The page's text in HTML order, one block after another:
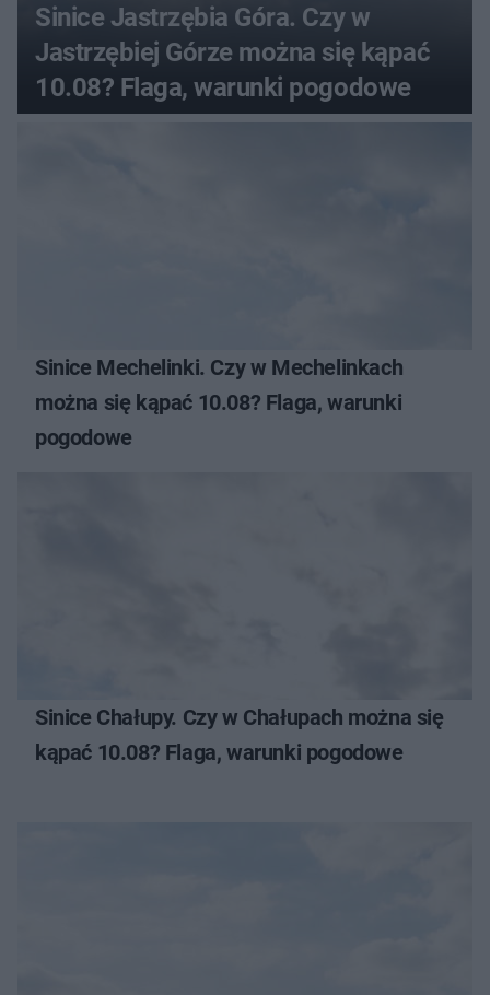
Sinice Jastrzębia Góra. Czy w
Jastrzębiej Górze można się kąpać
10.08? Flaga, warunki pogodowe
Sinice Mechelinki. Czy w Mechelinkach
można się kąpać 10.08? Flaga, warunki
pogodowe
Sinice Chałupy. Czy w Chałupach można się
kąpać 10.08? Flaga, warunki pogodowe